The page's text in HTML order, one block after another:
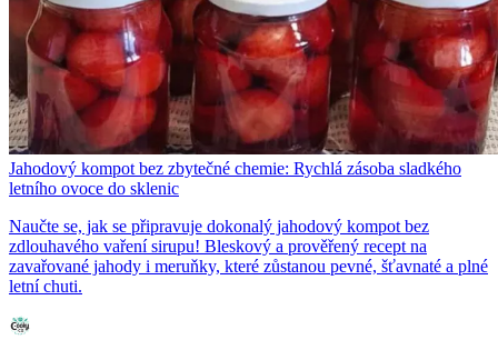
Jahodový kompot bez zbytečné chemie: Rychlá zásoba sladkého
letního ovoce do sklenic
Naučte se, jak se připravuje dokonalý jahodový kompot bez
zdlouhavého vaření sirupu! Bleskový a prověřený recept na
zavařované jahody i meruňky, které zůstanou pevné, šťavnaté a plné
letní chuti.